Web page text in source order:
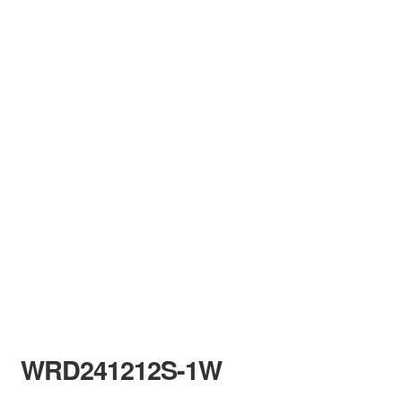
WRD241212S-1W